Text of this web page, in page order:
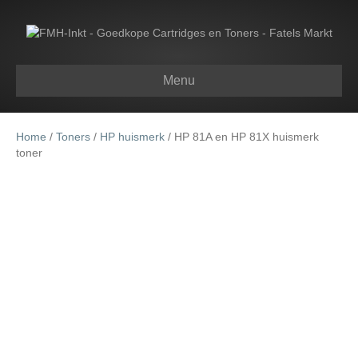
Menu
Home / Toners / HP huismerk / HP 81A en HP 81X huismerk
toner